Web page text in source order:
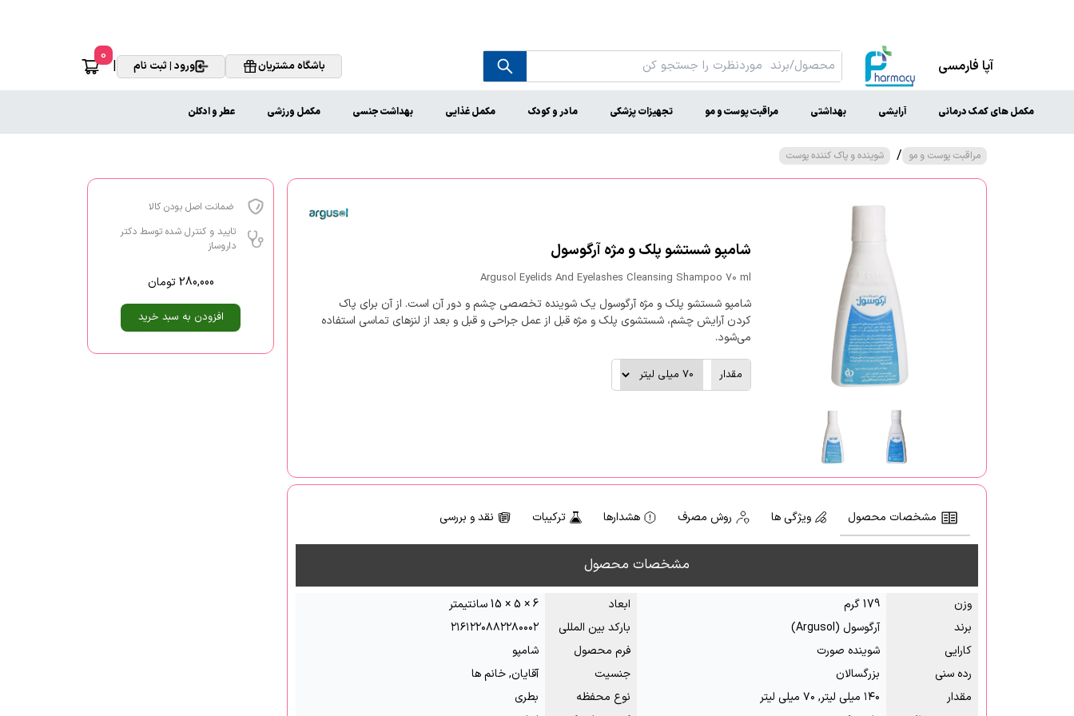
آپا فارمسی باشگاه مشتریان ورود | ثبت نام |
0
مکمل های کمک درمانی آرایشی بهداشتی مراقبت پوست و مو تجهیزات پزشکی مادر و کودک مکمل غذایی بهداشت جنسی مکمل ورزشی عطر و ادکلن
مراقبت پوست و مو / شوینده و پاک کننده پوست
شامپو شستشو پلک و مژه آرگوسول
Argusol Eyelids And Eyelashes Cleansing Shampoo 70 ml
شامپو شستشو پلک و مژه آرگوسول یک شوینده تخصصی چشم و دور آن است. از آن برای پاک
کردن آرایش چشم، شستشوی پلک و مژه قبل از عمل جراحی و قبل و بعد از لنزهای تماسی استفاده
می‌شود.
مقدار
مشخصات محصول ویژگی ها روش مصرف هشدارها ترکیبات نقد و بررسی
مشخصات محصول
وزن 179 گرم ابعاد
6 × 5 × 15 سانتیمتر
برند
آرگوسول (Argusol) بارکد بین المللی
۲۱۶۱۲۲۰۸۸۲۲۸۰۰۰۲
کارایی
شوینده صورت فرم محصول
شامپو
رده سنی
بزرگسالان جنسیت
آقایان, خانم ها
مقدار
۱۴۰ میلی لیتر, ۷۰ میلی لیتر نوع محفظه
بطری
ضمانت اصل بودن کالا
تایید و کنترل شده توسط دکتر
داروساز
280,000 تومان
افزودن به سبد خرید